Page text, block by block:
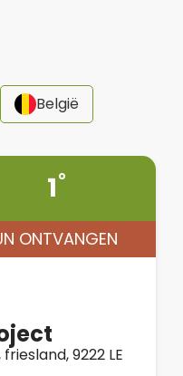
België
1
ONTVANGEN
9222 LE